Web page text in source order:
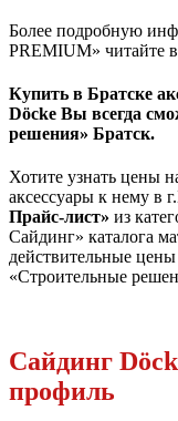
Более подробную
PREMIUM» читайте в
Купить в Братске
Döcke Вы всегда
решения» Братск.
Хотите узнать цены
аксессуары к нему в
Прайс-лист» из
Сайдинг» каталога
действительные
«Строительные
Сайдинг
профиль